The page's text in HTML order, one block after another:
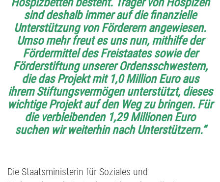
sind deshalb immer auf die finanzielle
Unterstützung von Förderern angewiesen.
Umso mehr freut es uns nun, mithilfe der
Fördermittel des Freistaates sowie der
Förderstiftung unserer Ordensschwestern,
die das Projekt mit 1,0 Million Euro aus
ihrem Stiftungsvermögen unterstützt, dieses
wichtige Projekt auf den Weg zu bringen. Für
die verbleibenden 1,29 Millionen Euro
suchen wir weiterhin nach Unterstützern.“
Die Staatsministerin für Soziales und